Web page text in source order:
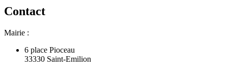
Contact
Mairie :
6 place Pioceau
33330 Saint-Emilion